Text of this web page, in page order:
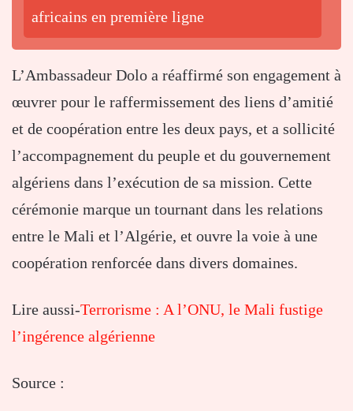
africains en première ligne
L’Ambassadeur Dolo a réaffirmé son engagement à
œuvrer pour le raffermissement des liens d’amitié
et de coopération entre les deux pays, et a sollicité
l’accompagnement du peuple et du gouvernement
algériens dans l’exécution de sa mission. Cette
cérémonie marque un tournant dans les relations
entre le Mali et l’Algérie, et ouvre la voie à une
coopération renforcée dans divers domaines.
Lire aussi-Terrorisme : A l’ONU, le Mali fustige
l’ingérence algérienne
Source :